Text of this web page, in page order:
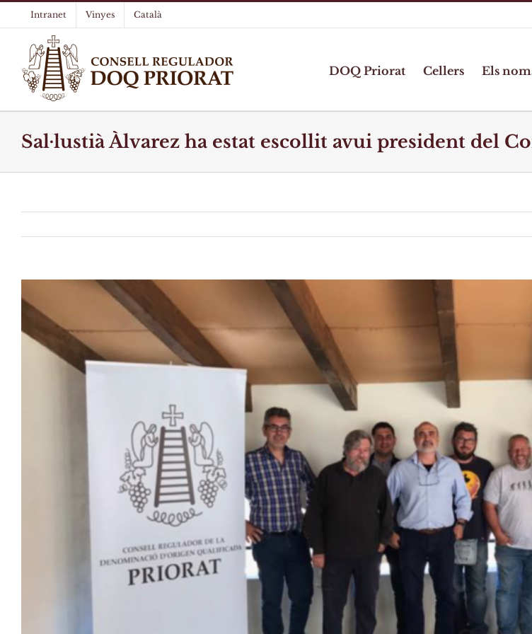
to
content
Intranet Vinyes Català
DOQ Priorat Cellers Els
Sal·lustià Àlvarez ha estat escollit avui president del
Larger
Image